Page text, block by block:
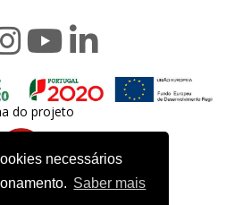
necessários
Saber mais
do projeto